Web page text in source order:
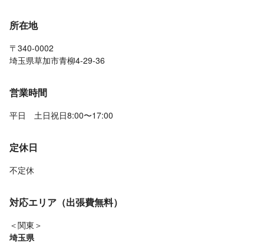
所在地
〒340-0002
埼玉県草加市青柳4-29-36
営業時間
平日 土日祝日8:00〜17:00
定休日
不定休
対応エリア（出張費無料）
＜関東＞
埼玉県